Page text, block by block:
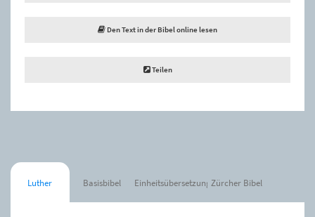
Den Text in der Bibel online lesen
Teilen
Luther Basisbibel Einheitsübersetzung Zürcher Bibel